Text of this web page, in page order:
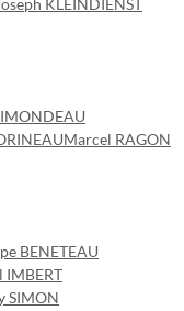
KLEINDIENST
Marcel RAGON
BENETEAU
IMBERT
SIMON